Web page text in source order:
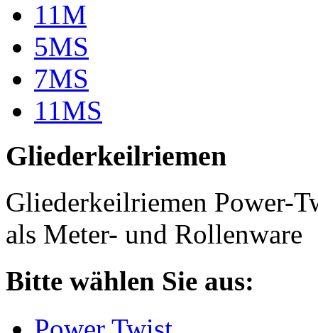
11M
5MS
7MS
11MS
Gliederkeilriemen
Gliederkeilriemen Power-
als Meter- und Rollenware
Bitte wählen Sie aus: